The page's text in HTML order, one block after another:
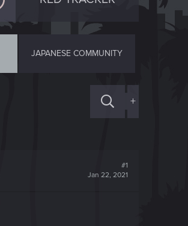
JAPANESE COMMUNITY
+
#1
Jan 22, 2021